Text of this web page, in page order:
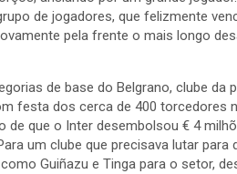
de jogadores, que felizmente
pela frente o mais longo
de base do Belgrano, clube da
festa dos cerca de 400 torcedores
de que o Inter desembolsou € 4
um clube que precisava lutar
Guiñazu e Tinga para o setor,